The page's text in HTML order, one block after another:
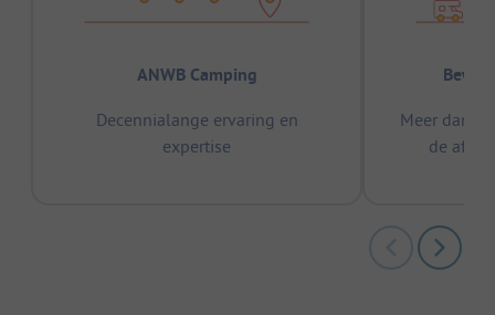
ANWB Camping
Decennialange ervaring en
expertise
Meer dan
de